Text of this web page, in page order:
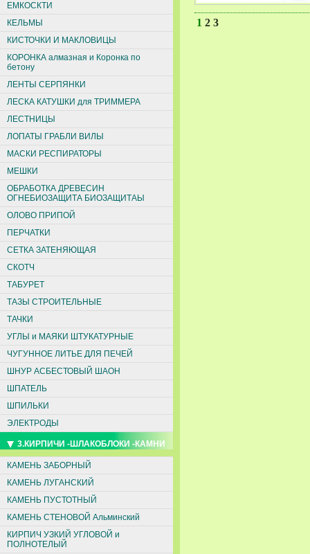
ЕМКОСКТИ
КЕЛЬМЫ
КИСТОЧКИ И МАКЛОВИЦЫ
КОРОНКА алмазная и Коронка по
бетону
ЛЕНТЫ СЕРПЯНКИ
ЛЕСКА КАТУШКИ для ТРИММЕРА
ЛЕСТНИЦЫ
ЛОПАТЫ ГРАБЛИ ВИЛЫ
МАСКИ РЕСПИРАТОРЫ
МЕШКИ
ОБРАБОТКА ДРЕВЕСИН
ОГНЕБИОЗАЩИТА БИОЗАЩИТАЫ
ОЛОВО ПРИПОЙ
ПЕРЧАТКИ
СЕТКА ЗАТЕНЯЮЩАЯ
СКОТЧ
ТАБУРЕТ
ТАЗЫ СТРОИТЕЛЬНЫЕ
ТАЧКИ
УГЛЫ и МАЯКИ ШТУКАТУРНЫЕ
ЧУГУННОЕ ЛИТЬЕ ДЛЯ ПЕЧЕЙ
ШНУР АСБЕСТОВЫЙ ШАОН
ШПАТЕЛЬ
ШПИЛЬКИ
ЭЛЕКТРОДЫ
3.КИРПИЧИ -ШЛАКОБЛОКИ -КАМНИ
КАМЕНЬ ЗАБОРНЫЙ
КАМЕНЬ ЛУГАНСКИЙ
КАМЕНЬ ПУСТОТНЫЙ
КАМЕНЬ СТЕНОВОЙ Альминский
КИРПИЧ УЗКИЙ УГЛОВОЙ и
ПОЛНОТЕЛЫЙ
1 2 3